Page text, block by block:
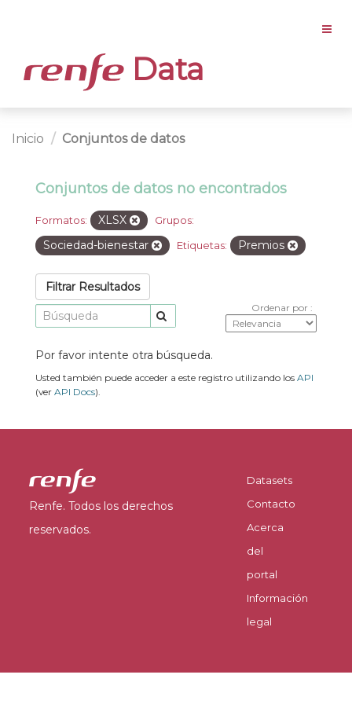
Data
Inicio Conjuntos de datos
Conjuntos de datos no encontrados
Formatos: XLSX Grupos:
Sociedad-bienestar Etiquetas: Premios
Filtrar Resultados
Ordenar por
Por favor intente otra búsqueda.
Usted también puede acceder a este registro utilizando los API
(ver API Docs).
Renfe. Todos los derechos
reservados.
Datasets
Contacto
Acerca
del
portal
Información
legal